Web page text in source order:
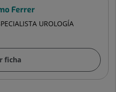
Ferrer
UROLOGÍA
ficha